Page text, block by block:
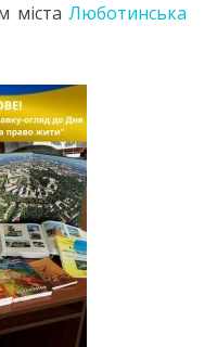
міста Люботинська